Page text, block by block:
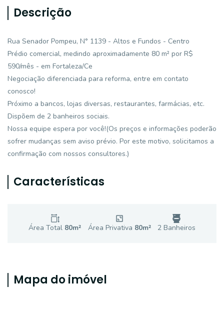
Descrição
Rua Senador Pompeu, N° 1139 - Altos e Fundos - Centro
Prédio comercial, medindo aproximadamente 80 m² por R$
590/mês - em Fortaleza/Ce
Negociação diferenciada para reforma, entre em contato
conosco!
Próximo a bancos, lojas diversas, restaurantes, farmácias, etc.
Dispõem de 2 banheiros sociais.
Nossa equipe espera por você!(Os preços e informações poderão
sofrer mudanças sem aviso prévio. Por este motivo, solicitamos a
confirmação com nossos consultores.)
Características
Área Total 80m² Área Privativa 80m² 2Banheiros
Mapa do imóvel